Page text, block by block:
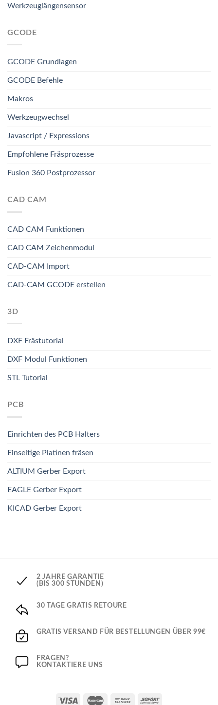
Werkzeuglängensensor
GCODE
GCODE Grundlagen
GCODE Befehle
Makros
Werkzeugwechsel
Javascript / Expressions
Empfohlene Fräsprozesse
Fusion 360 Postprozessor
CAD CAM
CAD CAM Funktionen
CAD CAM Zeichenmodul
CAD-CAM Import
CAD-CAM GCODE erstellen
3D
DXF Frästutorial
DXF Modul Funktionen
STL Tutorial
PCB
Einrichten des PCB Halters
Einseitige Platinen fräsen
ALTIUM Gerber Export
EAGLE Gerber Export
KICAD Gerber Export
2 JAHRE GARANTIE
(BIS 300 STUNDEN)
30 TAGE GRATIS RETOURE
GRATIS VERSAND FÜR BESTELLUNGEN ÜBER 99€
FRAGEN?
KONTAKTIERE UNS